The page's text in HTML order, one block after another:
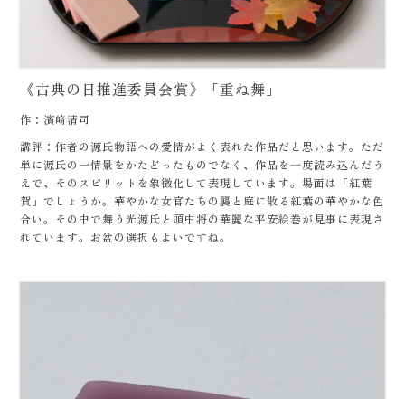
《古典の日推進委員会賞》「重ね舞」
作：濱﨑清司
講評：作者の源氏物語への愛情がよく表れた作品だと思います。ただ
単に源氏の一情景をかたどったものでなく、作品を一度読み込んだう
えで、そのスピリットを象徴化して表現しています。場面は「紅葉
賀」でしょうか。華やかな女官たちの襲と庭に散る紅葉の華やかな色
合い。その中で舞う光源氏と頭中将の華麗な平安絵巻が見事に表現さ
れています。お盆の選択もよいですね。